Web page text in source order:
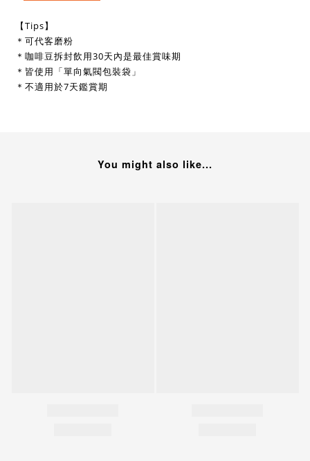
【Tips】
＊可代客磨粉
＊咖啡豆拆封飲用30天內是最佳賞味期
＊皆使用「單向氣閥包裝袋」
＊不適用於7天鑑賞期
You might also like...